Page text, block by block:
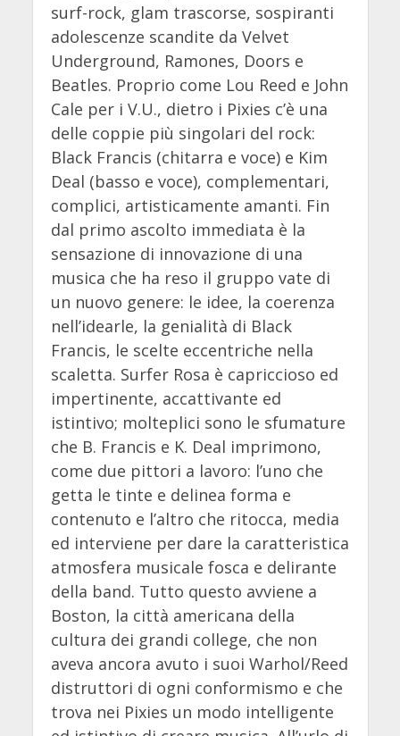
surf-rock, glam trascorse, sospiranti
adolescenze scandite da Velvet
Underground, Ramones, Doors e
Beatles. Proprio come Lou Reed e John
Cale per i V.U., dietro i Pixies c’è una
delle coppie più singolari del rock:
Black Francis (chitarra e voce) e Kim
Deal (basso e voce), complementari,
complici, artisticamente amanti. Fin
dal primo ascolto immediata è la
sensazione di innovazione di una
musica che ha reso il gruppo vate di
un nuovo genere: le idee, la coerenza
nell’idearle, la genialità di Black
Francis, le scelte eccentriche nella
scaletta. Surfer Rosa è capriccioso ed
impertinente, accattivante ed
istintivo; molteplici sono le sfumature
che B. Francis e K. Deal imprimono,
come due pittori a lavoro: l’uno che
getta le tinte e delinea forma e
contenuto e l’altro che ritocca, media
ed interviene per dare la caratteristica
atmosfera musicale fosca e delirante
della band. Tutto questo avviene a
Boston, la città americana della
cultura dei grandi college, che non
aveva ancora avuto i suoi Warhol/Reed
distruttori di ogni conformismo e che
trova nei Pixies un modo intelligente